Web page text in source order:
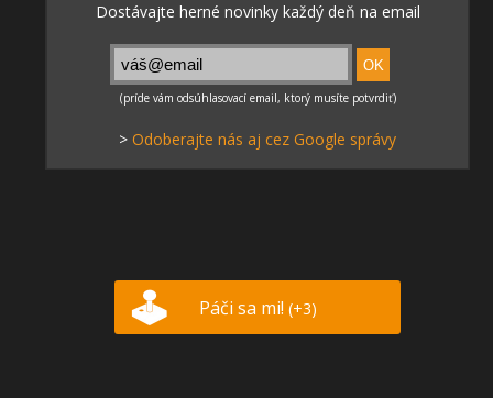
> Odoberajte nás aj cez Google správy
Páči sa mi! (+3)